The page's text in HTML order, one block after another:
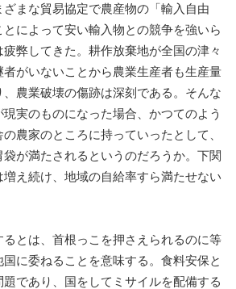
まな貿易協定で農産物の「輸入自由
によって安い輸入物との競争を強いら
弊してきた。耕作放棄地が全国の津々
がいないことから農業生産者も生産量
、農業破壊の傷跡は深刻である。そんな
実のものになった場合、かつてのよう
農家のところに持っていったとして、
が満たされるというのだろうか。下関
増え続け、地域の自給率すら満たせない
とは、首根っこを押さえられるのに等
に委ねることを意味する。食料安保と
であり、国をしてミサイルを配備する